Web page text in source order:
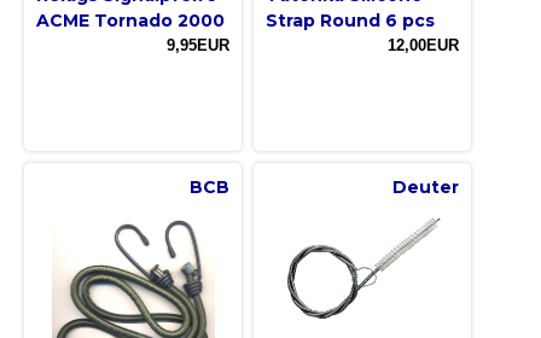
ACME Tornado 2000
9,95EUR
Strap Round 6 pcs
12,00EUR
BCB Deuter